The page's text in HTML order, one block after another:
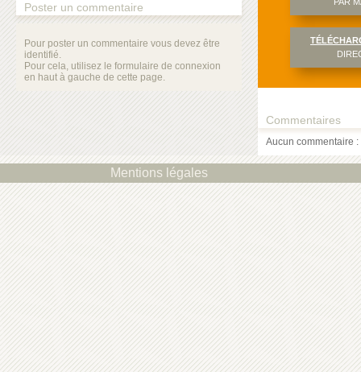
Poster un commentaire
Pour poster un commentaire vous devez être
identifié.
Pour cela, utilisez le formulaire de connexion
en haut à gauche de cette page.
Commentaires
Aucun commentaire
Mentions légales